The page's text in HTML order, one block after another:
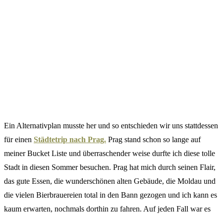
Ein Alternativplan musste her und so entschieden wir uns stattdessen
für einen Städtetrip nach Prag. Prag stand schon so lange auf
meiner Bucket Liste und überraschender weise durfte ich diese tolle
Stadt in diesen Sommer besuchen. Prag hat mich durch seinen Flair,
das gute Essen, die wunderschönen alten Gebäude, die Moldau und
die vielen Bierbrauereien total in den Bann gezogen und ich kann es
kaum erwarten, nochmals dorthin zu fahren. Auf jeden Fall war es